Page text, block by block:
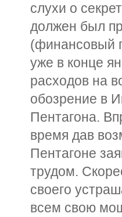
слухи о
должен был
(финансовый
уже в конце
расходов на
обозрение в
Пентагона.
время дав
Пентагоне
трудом.
своего
всем свою